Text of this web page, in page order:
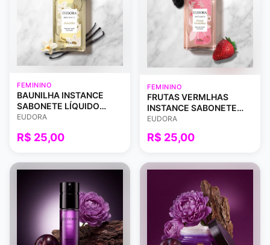
FEMININO
BAUNILHA INSTANCE
SABONETE LÍQUIDO
75ML
EUDORA
R$ 25,00
FEMININO
FRUTAS VERMLHAS
INSTANCE SABONETE
LÍQUIDO 75ML
EUDORA
R$ 25,00